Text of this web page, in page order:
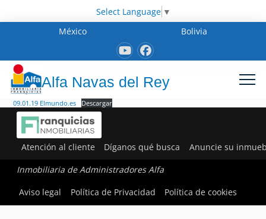
Select Language ▼
México
Bolivia
Alfa Navas del Rey
09.01.19 Elmundo.es Descargar
Atención al cliente Díganos qué busca Anuncie su
Inmobiliaria de Administradores Alfa
Aviso legal
Política de Privacidad Política de cookies